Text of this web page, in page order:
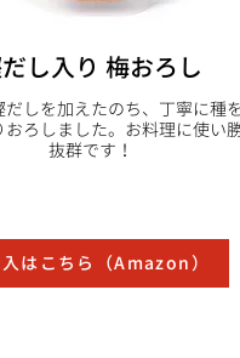
し入り 梅おろし
だしを加えたのち、丁寧に種
おろしました。お料理に使い
抜群です！
はこちら（Amazon）